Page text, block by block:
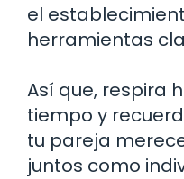
el
herramientas
Así que, respira
tiempo y
tu pareja
juntos como